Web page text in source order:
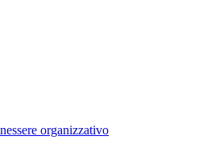
organizzativo